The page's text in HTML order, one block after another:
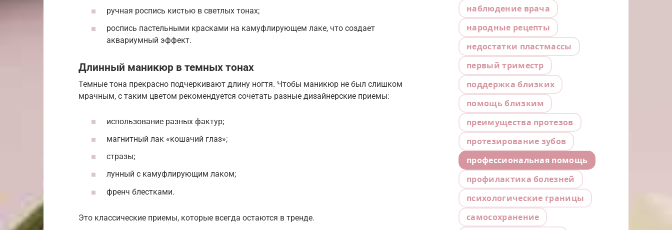
ручная роспись кистью в светлых тонах;
роспись пастельными красками на камуфлирующем лаке, что создает
аквариумный эффект.
Длинный маникюр в темных тонах
Темные тона прекрасно подчеркивают длину ногтя. Чтобы маникюр не был слишком
мрачным, с таким цветом рекомендуется сочетать разные дизайнерские приемы:
использование разных фактур;
магнитный лак «кошачий глаз»;
стразы;
лунный с камуфлирующим лаком;
френч блестками.
Это классические приемы, которые всегда остаются в тренде.
наблюдение врача
народные рецепты
недостатки пластмассы
первый триместр
поддержка близких
помощь близким
преимущества протезов
протезирование зубов
профессиональная помощь
профилактика болезней
психологические границы
самосохранение